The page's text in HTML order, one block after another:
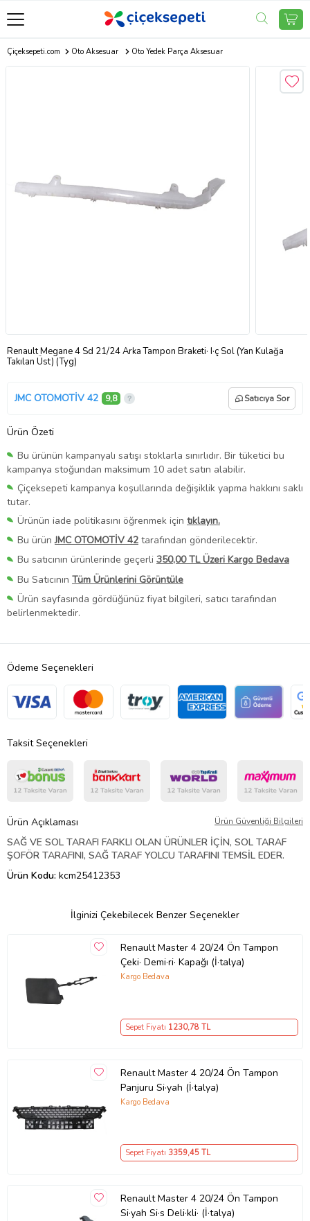
Çiçeksepeti.com Oto Aksesuar Oto Yedek Parça Aksesuar
Renault Megane 4 Sd 21/24 Arka Tampon Braketi· I·ç Sol (Yan Kulağa
Takılan Üst) (Tyg)
JMC OTOMOTİV 42 9,8 Satıcıya Sor
Ürün Özeti
Bu ürünün kampanyalı satışı stoklarla sınırlıdır. Bir tüketici bu
kampanya stoğundan maksimum 10 adet satın alabilir.
Çiçeksepeti kampanya koşullarında değişiklik yapma hakkını saklı
tutar.
Ürünün iade politikasını öğrenmek için tıklayın.
Bu ürünJMC OTOMOTİV 42 tarafından gönderilecektir.
Bu satıcının ürünlerinde geçerli 350,00 TL Üzeri Kargo Bedava
Bu Satıcının Tüm Ürünlerini Görüntüle
Ürün sayfasında gördüğünüz fiyat bilgileri, satıcı tarafından
belirlenmektedir.
Ödeme Seçenekleri
Taksit Seçenekleri
Ürün Açıklaması Ürün Güvenliği Bilgileri
SAĞ VE SOL TARAFI FARKLI OLAN ÜRÜNLER İÇİN, SOL TARAF
ŞOFÖR TARAFINI, SAĞ TARAF YOLCU TARAFINI TEMSİL EDER.
Ürün Kodu: kcm25412353
İlginizi Çekebilecek Benzer Seçenekler
Renault Master 4 20/24 Ön Tampon
Çeki· Demi·ri· Kapağı (İ·talya)
Kargo Bedava
Sepet Fiyatı 1230,78 TL
Renault Master 4 20/24 Ön Tampon
Panjuru Si·yah (İ·talya)
Kargo Bedava
Sepet Fiyatı 3359,45 TL
Renault Master 4 20/24 Ön Tampon
Si·yah Si·s Deli·kli· (İ·talya)